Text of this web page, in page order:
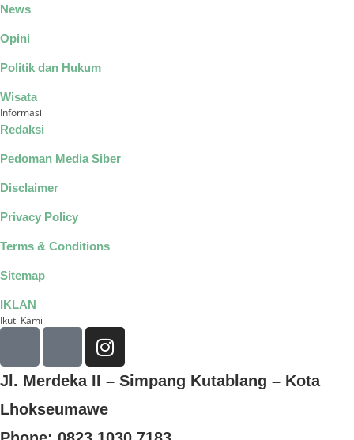
News
Opini
Politik dan Hukum
Wisata
Informasi
Redaksi
Pedoman Media Siber
Disclaimer
Privacy Policy
Terms & Conditions
Sitemap
IKLAN
Ikuti Kami
Jl. Merdeka II – Simpang Kutablang – Kota
Lhokseumawe